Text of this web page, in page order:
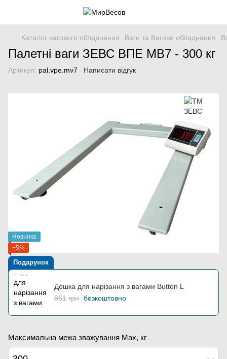
Каталог вагового обладнання Ваги та Вагове обладнання
Палетні ваги ЗЕВС ВПЕ МВ7 - 300 кг
Артикул: pal.vpe.mv7 Написати відгук
Новинка
−5%
Подарунок
Дошка для нарізання з вагами Button L
961 грн безкоштовно
Максимальна межа зважування Мах, кг